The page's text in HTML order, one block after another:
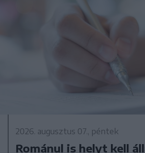
2026. augusztus 07., péntek
Románul is helyt kell